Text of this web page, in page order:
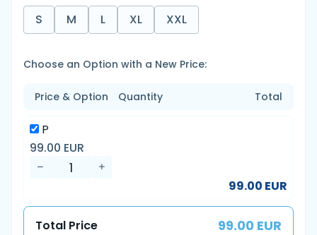
S M L XL XXL
Choose an Option with a New Price:
Price & Option Quantity Total
P
99.00 EUR
99.00 EUR
Total Price 99.00 EUR